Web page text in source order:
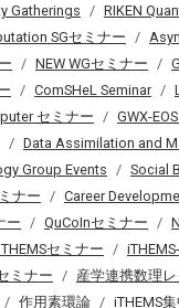
Gatherings
RIKEN
SGセミナー
NEW WGセミナー
ComSHeL Seminar
セミナー GWX-
Data Assimilation and
Group Events
Social
ナー Career
ー QuCoInセミナー
セミナー
ミナー
産学連携数理
作用素環論
iTHEMS